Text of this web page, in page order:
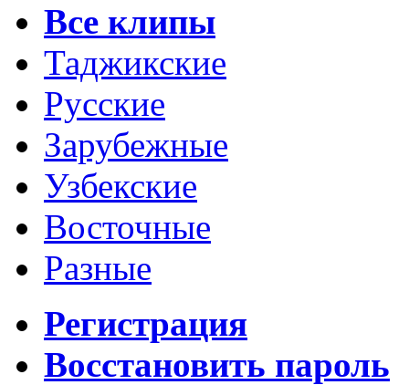
Все клипы
Таджикские
Русские
Зарубежные
Узбекские
Восточные
Разные
Регистрация
Восстановить пароль